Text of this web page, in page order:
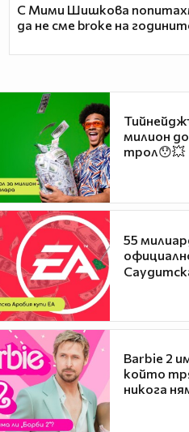
С Мими Шишкова
да не сме broke на
милион
трол😯💥
55
Barbie 2
който
никога